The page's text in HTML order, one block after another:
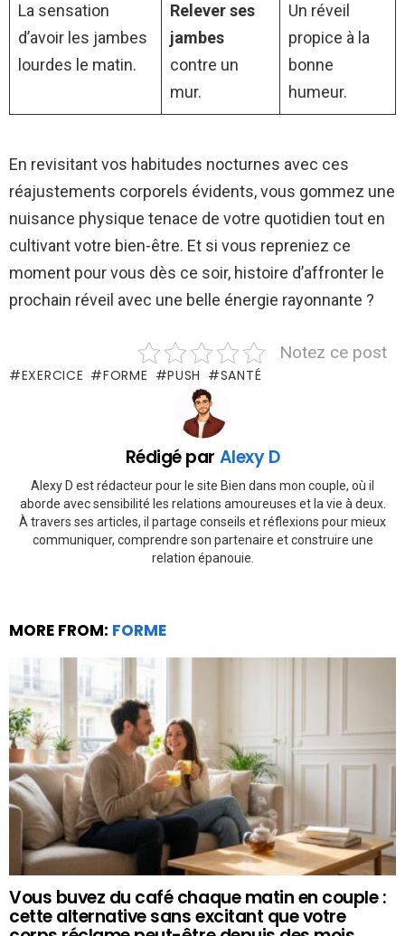
La sensation
d’avoir les jambes
lourdes le matin.
Relever ses
jambes
contre un
mur.
Un réveil
propice à la
bonne
humeur.
En revisitant vos habitudes nocturnes avec ces
réajustements corporels évidents, vous gommez une
nuisance physique tenace de votre quotidien tout en
cultivant votre bien-être. Et si vous repreniez ce
moment pour vous dès ce soir, histoire d’affronter le
prochain réveil avec une belle énergie rayonnante ?
Notez ce post
EXERCICE FORME PUSH SANTÉ
Rédigé par Alexy D
Alexy D est rédacteur pour le site Bien dans mon couple, où il
aborde avec sensibilité les relations amoureuses et la vie à deux.
À travers ses articles, il partage conseils et réflexions pour mieux
communiquer, comprendre son partenaire et construire une
relation épanouie.
MORE FROM: FORME
Vous buvez du café chaque matin en couple :
cette alternative sans excitant que votre